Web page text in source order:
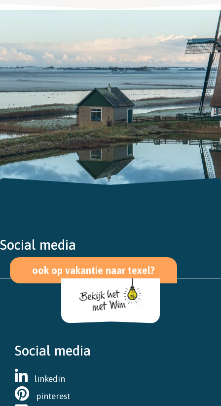
Social media
ook op vakantie naar texel?
Social media
linkedin
pinterest